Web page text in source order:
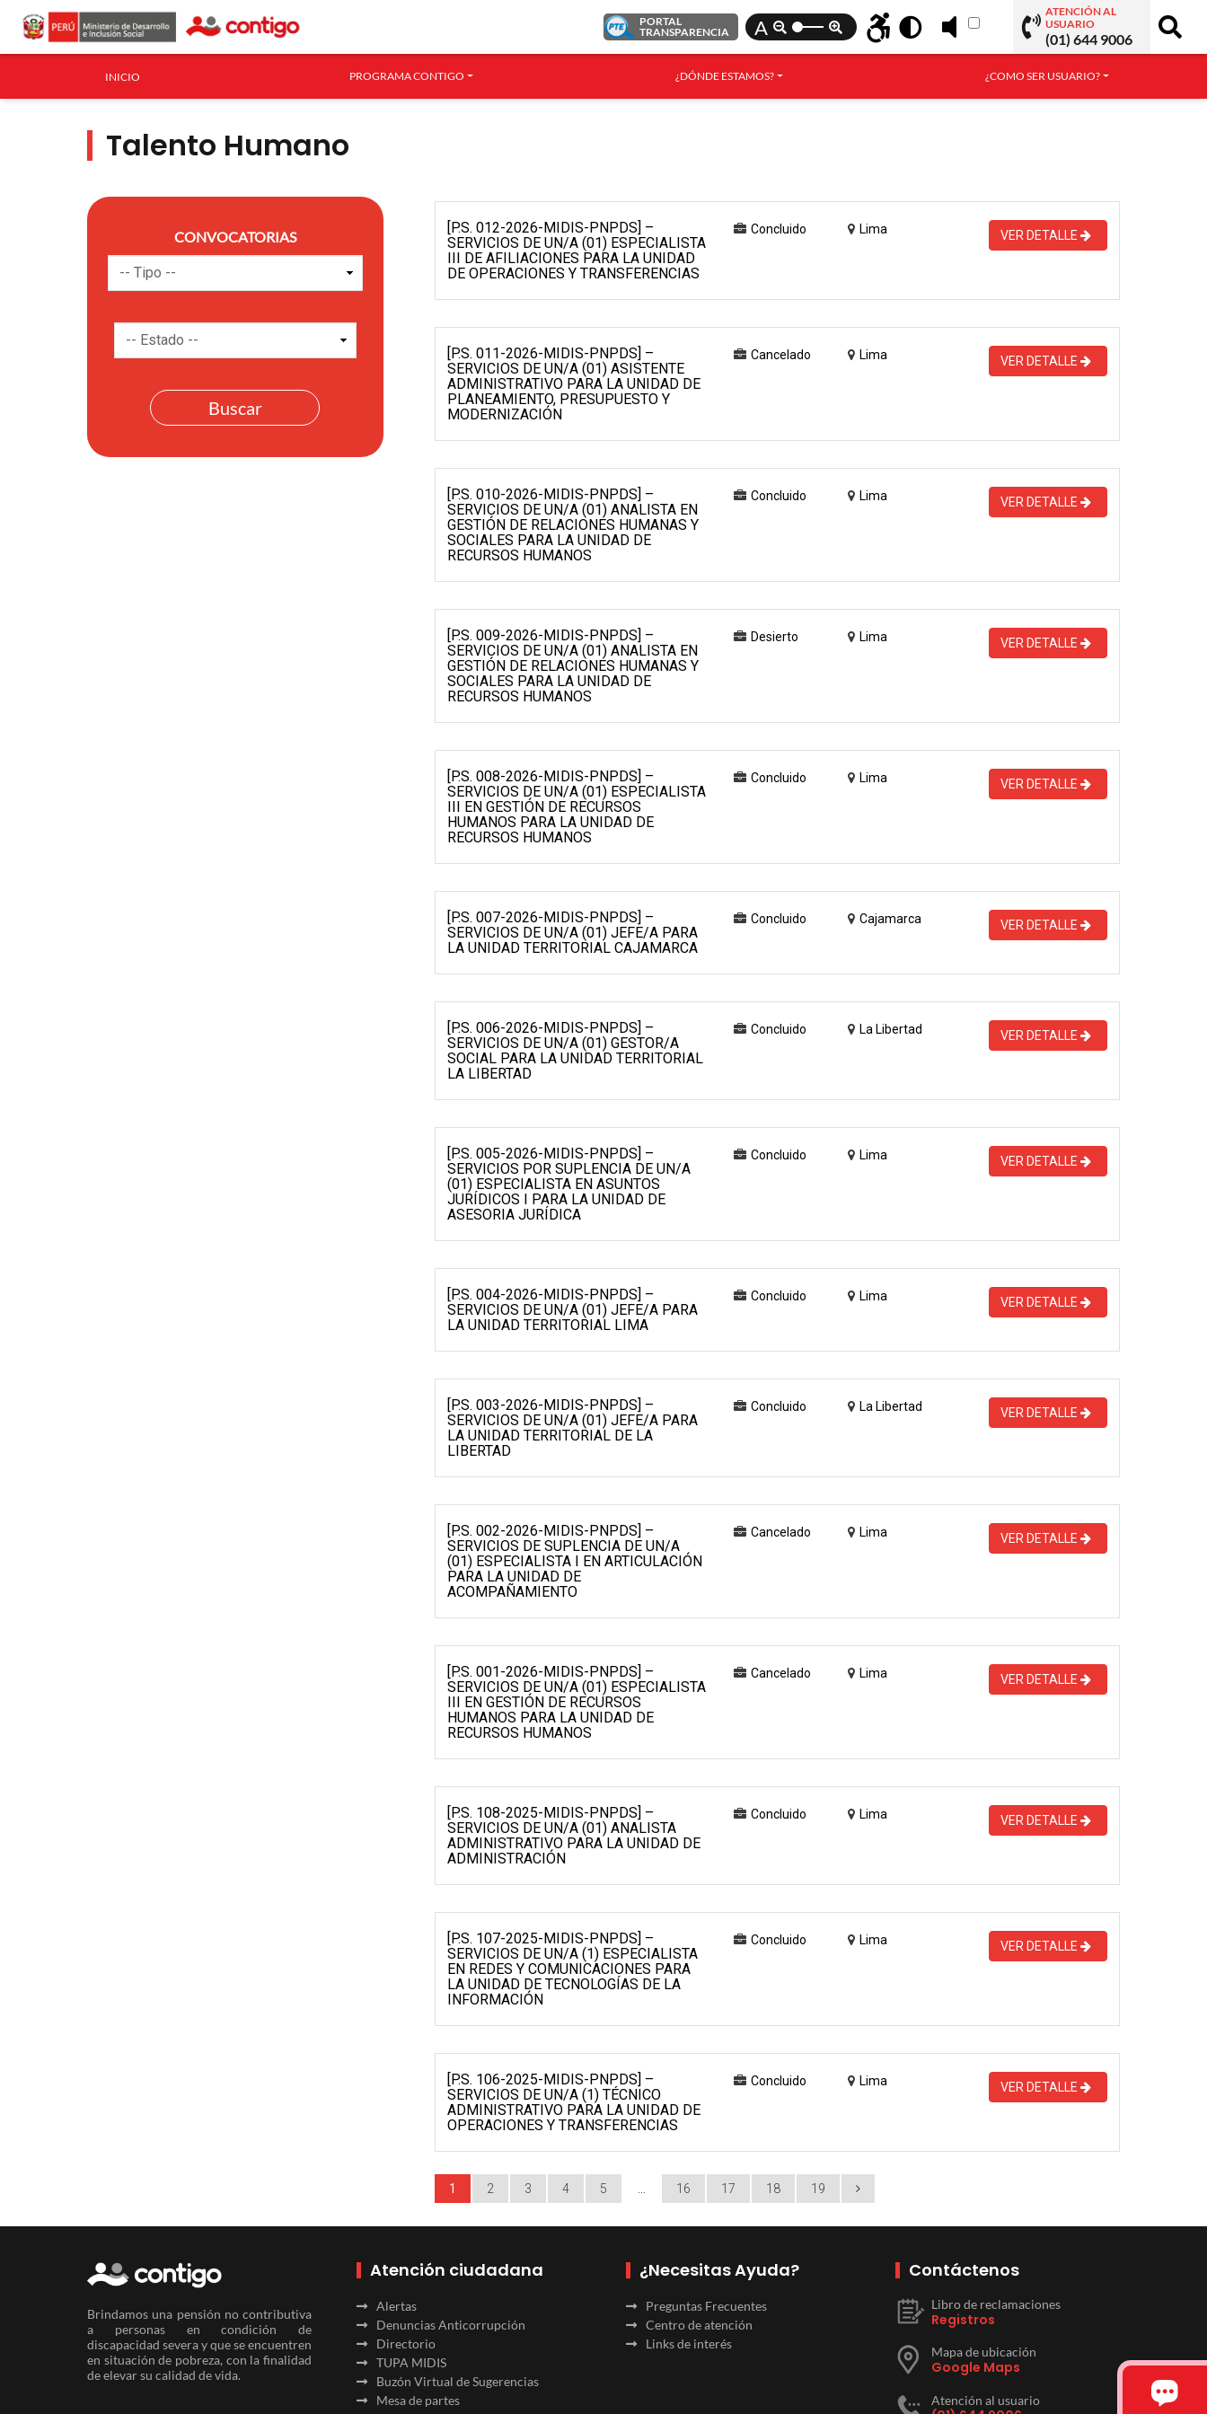
PORTAL
TRANSPARENCIA
A
ATENCIÓN AL
USUARIO
(01) 644 9006
INICIO PROGRAMA CONTIGO ¿DÓNDE ESTAMOS? ¿COMO SER USUARIO?
Talento Humano
CONVOCATORIAS
[P.S. 012-2026-MIDIS-PNPDS] –
SERVICIOS DE UN/A (01) ESPECIALISTA
III DE AFILIACIONES PARA LA UNIDAD
DE OPERACIONES Y TRANSFERENCIAS
Concluido Lima VER DETALLE
[P.S. 011-2026-MIDIS-PNPDS] –
SERVICIOS DE UN/A (01) ASISTENTE
ADMINISTRATIVO PARA LA UNIDAD DE
PLANEAMIENTO, PRESUPUESTO Y
MODERNIZACIÓN
Cancelado Lima VER DETALLE
[P.S. 010-2026-MIDIS-PNPDS] –
SERVICIOS DE UN/A (01) ANALISTA EN
GESTIÓN DE RELACIONES HUMANAS Y
SOCIALES PARA LA UNIDAD DE
RECURSOS HUMANOS
Concluido Lima VER DETALLE
[P.S. 009-2026-MIDIS-PNPDS] –
SERVICIOS DE UN/A (01) ANALISTA EN
GESTIÓN DE RELACIONES HUMANAS Y
SOCIALES PARA LA UNIDAD DE
RECURSOS HUMANOS
Desierto Lima VER DETALLE
[P.S. 008-2026-MIDIS-PNPDS] –
SERVICIOS DE UN/A (01) ESPECIALISTA
III EN GESTIÓN DE RECURSOS
HUMANOS PARA LA UNIDAD DE
RECURSOS HUMANOS
Concluido Lima VER DETALLE
[P.S. 007-2026-MIDIS-PNPDS] –
SERVICIOS DE UN/A (01) JEFE/A PARA
LA UNIDAD TERRITORIAL CAJAMARCA
Concluido Cajamarca VER DETALLE
[P.S. 006-2026-MIDIS-PNPDS] –
SERVICIOS DE UN/A (01) GESTOR/A
SOCIAL PARA LA UNIDAD TERRITORIAL
LA LIBERTAD
Concluido La Libertad VER DETALLE
[P.S. 005-2026-MIDIS-PNPDS] –
SERVICIOS POR SUPLENCIA DE UN/A
(01) ESPECIALISTA EN ASUNTOS
JURÍDICOS I PARA LA UNIDAD DE
ASESORIA JURÍDICA
Concluido Lima VER DETALLE
[P.S. 004-2026-MIDIS-PNPDS] –
SERVICIOS DE UN/A (01) JEFE/A PARA
LA UNIDAD TERRITORIAL LIMA
Concluido Lima VER DETALLE
[P.S. 003-2026-MIDIS-PNPDS] –
SERVICIOS DE UN/A (01) JEFE/A PARA
LA UNIDAD TERRITORIAL DE LA
LIBERTAD
Concluido La Libertad VER DETALLE
[P.S. 002-2026-MIDIS-PNPDS] –
SERVICIOS DE SUPLENCIA DE UN/A
(01) ESPECIALISTA I EN ARTICULACIÓN
PARA LA UNIDAD DE
ACOMPAÑAMIENTO
Cancelado Lima VER DETALLE
[P.S. 001-2026-MIDIS-PNPDS] –
SERVICIOS DE UN/A (01) ESPECIALISTA
III EN GESTIÓN DE RECURSOS
HUMANOS PARA LA UNIDAD DE
RECURSOS HUMANOS
Cancelado Lima VER DETALLE
[P.S. 108-2025-MIDIS-PNPDS] –
SERVICIOS DE UN/A (01) ANALISTA
ADMINISTRATIVO PARA LA UNIDAD DE
ADMINISTRACIÓN
Concluido Lima VER DETALLE
[P.S. 107-2025-MIDIS-PNPDS] –
SERVICIOS DE UN/A (1) ESPECIALISTA
EN REDES Y COMUNICACIONES PARA
LA UNIDAD DE TECNOLOGÍAS DE LA
INFORMACIÓN
Concluido Lima VER DETALLE
[P.S. 106-2025-MIDIS-PNPDS] –
SERVICIOS DE UN/A (1) TÉCNICO
ADMINISTRATIVO PARA LA UNIDAD DE
OPERACIONES Y TRANSFERENCIAS
Concluido Lima VER DETALLE
1 2 3 4 5 16 17 18 19
Brindamos una pensión no contributiva
a personas en condición de
discapacidad severa y que se encuentren
en situación de pobreza, con la finalidad
de elevar su calidad de vida.
Atención ciudadana
Alertas
Denuncias Anticorrupción
Directorio
TUPA MIDIS
Buzón Virtual de Sugerencias
Mesa de partes
¿Necesitas Ayuda?
Preguntas Frecuentes
Centro de atención
Links de interés
Contáctenos
Libro de reclamaciones
Registros
Mapa de ubicación
Google Maps
Atención al usuario